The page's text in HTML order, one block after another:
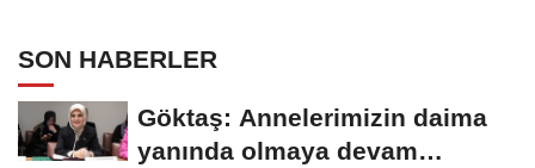
SON HABERLER
Göktaş: Annelerimizin daima
yanında olmaya devam